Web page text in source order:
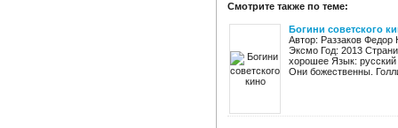
Смотрите также по теме:
Богини советского
Автор: Раззаков Федор
Эксмо Год: 2013
хорошее Язык:
Они божественны.